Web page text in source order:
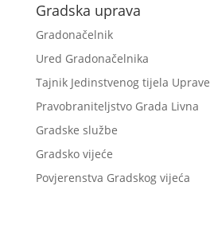
Gradska uprava
Gradonačelnik
Ured Gradonačelnika
Tajnik Jedinstvenog tijela Uprave
Pravobraniteljstvo Grada Livna
Gradske službe
Gradsko vijeće
Povjerenstva Gradskog vijeća